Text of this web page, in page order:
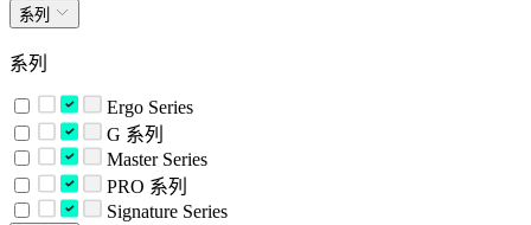
系列
系列
Ergo Series
G 系列
Master Series
PRO 系列
Signature Series